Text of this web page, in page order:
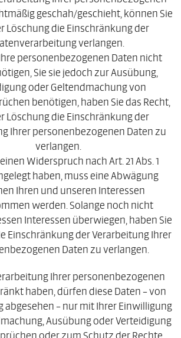
geschah/geschieht, können Sie
Löschung die Einschränkung der
verlangen.
personenbezogenen Daten nicht
Sie sie jedoch zur Ausübung,
oder Geltendmachung von
benötigen, haben Sie das Recht,
Löschung die Einschränkung der
Ihrer personenbezogenen Daten zu
verlangen.
Widerspruch nach Art. 21 Abs. 1
haben, muss eine Abwägung
Ihren und unseren Interessen
werden. Solange noch nicht
Interessen überwiegen, haben Sie
Einschränkung der Verarbeitung Ihrer
Daten zu verlangen.
Ihrer personenbezogenen
haben, dürfen diese Daten – von
abgesehen – nur mit Ihrer Einwilligung
Ausübung oder Verteidigung
oder zum Schutz der Rechte